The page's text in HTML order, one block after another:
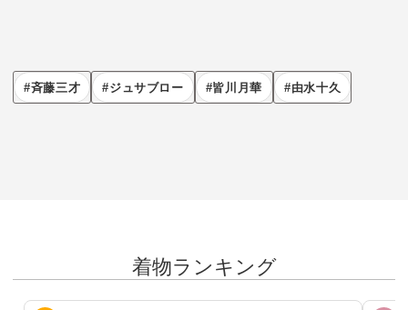
斉藤三才 ジュサブロー 皆川月華 由水十久
着物ランキング